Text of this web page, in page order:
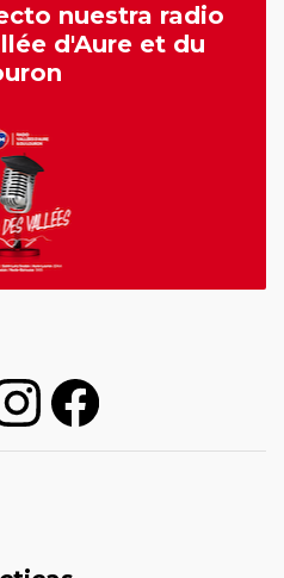
nuestra radio
d'Aure et du